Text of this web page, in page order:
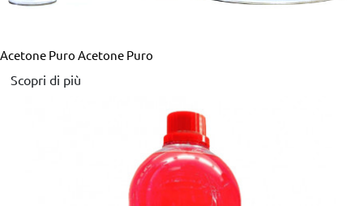
Acetone Puro Acetone Puro
Scopri di più